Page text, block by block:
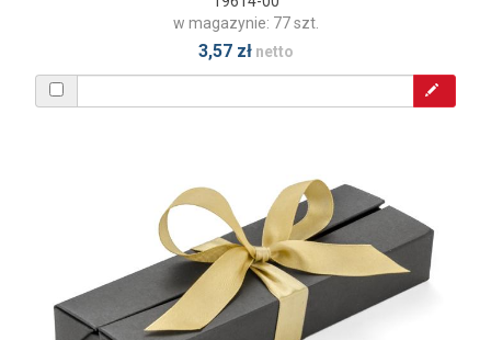
w magazynie: 77 szt.
3,57 złnetto